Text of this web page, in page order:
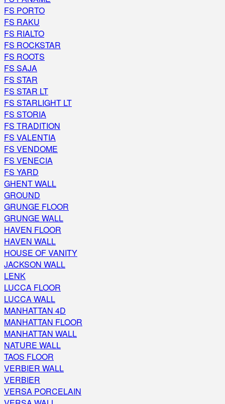
FS PORTO
FS RAKU
FS RIALTO
FS ROCKSTAR
FS ROOTS
FS SAJA
FS STAR
FS STAR LT
FS STARLIGHT LT
FS STORIA
FS TRADITION
FS VALENTIA
FS VENDOME
FS VENECIA
FS YARD
GHENT WALL
GROUND
GRUNGE FLOOR
GRUNGE WALL
HAVEN FLOOR
HAVEN WALL
HOUSE OF VANITY
JACKSON WALL
LENK
LUCCA FLOOR
LUCCA WALL
MANHATTAN 4D
MANHATTAN FLOOR
MANHATTAN WALL
NATURE WALL
TAOS FLOOR
VERBIER WALL
VERBIER
VERSA PORCELAIN